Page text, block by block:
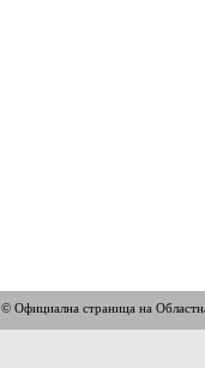
© Официална страница на